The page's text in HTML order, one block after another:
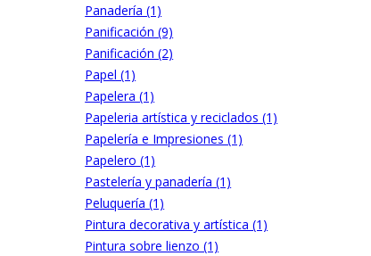
Panadería (1)
Panificación (9)
Panificación (2)
Papel (1)
Papelera (1)
Papeleria artística y reciclados (1)
Papelería e Impresiones (1)
Papelero (1)
Pastelería y panadería (1)
Peluquería (1)
Pintura decorativa y artística (1)
Pintura sobre lienzo (1)